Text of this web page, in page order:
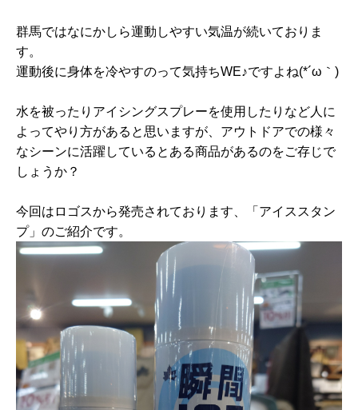
群馬ではなにかしら運動しやすい気温が続いておりま
す。
運動後に身体を冷やすのって気持ちWE♪ですよね(*´ω｀)
水を被ったりアイシングスプレーを使用したりなど人に
よってやり方があると思いますが、アウトドアでの様々
なシーンに活躍しているとある商品があるのをご存じで
しょうか？
今回はロゴスから発売されております、「アイススタン
プ」のご紹介です。